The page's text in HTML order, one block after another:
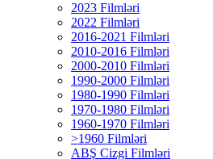
2023 Filmləri
2022 Filmləri
2016-2021 Filmləri
2010-2016 Filmləri
2000-2010 Filmləri
1990-2000 Filmləri
1980-1990 Filmləri
1970-1980 Filmləri
1960-1970 Filmləri
>1960 Filmləri
ABŞ Cizgi Filmləri